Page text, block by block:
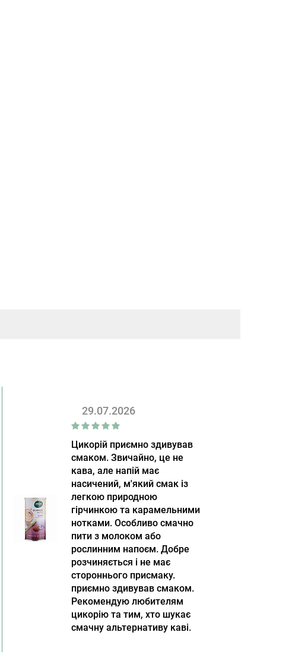
29.07.2026
Цикорій приємно здивував
смаком. Звичайно, це не
кава, але напій має
насичений, м'який смак із
легкою природною
гірчинкою та карамельними
нотками. Особливо смачно
пити з молоком або
рослинним напоєм. Добре
розчиняється і не має
стороннього присмаку.
приємно здивував смаком.
Рекомендую любителям
цикорію та тим, хто шукає
смачну альтернативу каві.